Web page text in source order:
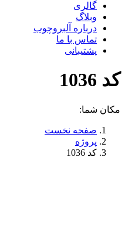
گالری
وبلاگ
درباره آلبروچوب
تماس با ما
پشتیبانی
کد 1036
مکان شما:
صفحه نخست
پروژه
کد 1036